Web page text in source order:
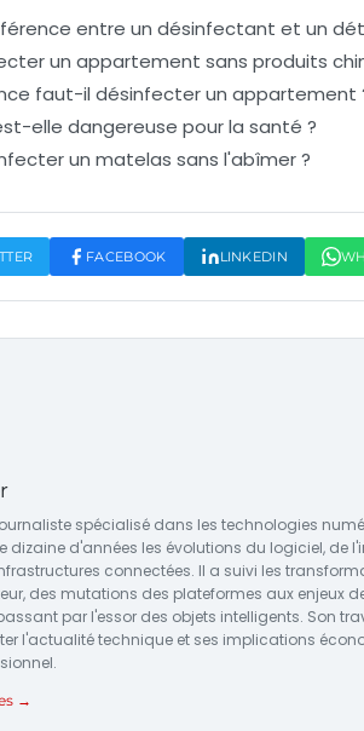
entre un désinfectant et un
un appartement sans produits
faut-il désinfecter un appartement
elle dangereuse pour la santé ?
un matelas sans l'abîmer ?
FACEBOOK LINKEDIN
spécialisé dans les technologies
dizaine d'années les évolutions du logiciel, de
connectées. Il a suivi les
des mutations des plateformes aux enjeux
par l'essor des objets intelligents. Son
l'actualité technique et ses implications
→